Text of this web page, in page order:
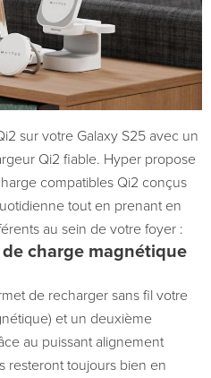
sur votre Galaxy S25 avec un
Qi2 fiable. Hyper propose
compatibles Qi2 conçus
tout en prenant en
au sein de votre foyer :
charge magnétique
de recharger sans fil votre
et un deuxième
au puissant alignement
resteront toujours bien en